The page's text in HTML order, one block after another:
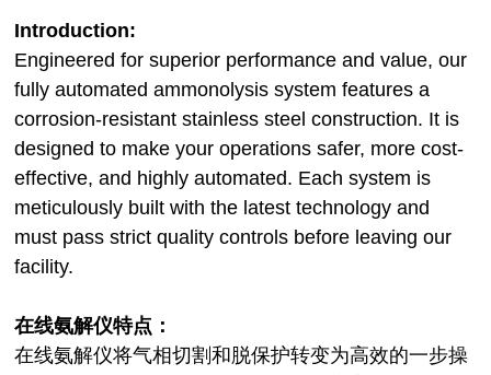
Introduction:
Engineered for superior performance and value, our
fully automated ammonolysis system features a
corrosion-resistant stainless steel construction. It is
designed to make your operations safer, more cost-
effective, and highly automated. Each system is
meticulously built with the latest technology and
must pass strict quality controls before leaving our
facility.
在线氨解仪特点：
在线氨解仪将气相切割和脱保护转变为高效的一步操